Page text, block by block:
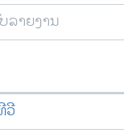
ລາຍງານ
ວີ